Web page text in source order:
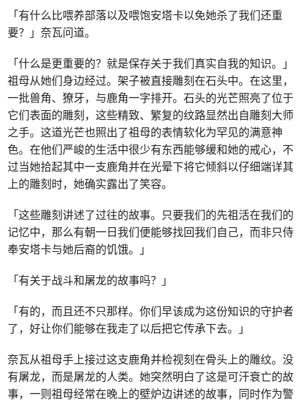
「有什么比喂养部落以及喂饱安塔卡以免她杀了我们还重
要？」奈瓦问道。
「什么是更重要的？就是保存关于我们真实自我的知识。」
祖母从她们身边经过。架子被直接雕刻在石头中。在这里，
一批兽角、獠牙，与鹿角一字排开。石头的光芒照亮了位于
它们表面的雕刻，这些精致、繁复的纹路显然出自雕刻大师
之手。这道光芒也照出了祖母的表情软化为罕见的满意神
色。在他们严峻的生活中很少有东西能够缓和她的戒心，不
过当她拾起其中一支鹿角并在光晕下将它倾斜以仔细端详其
上的雕刻时，她确实露出了笑容。
「这些雕刻讲述了过往的故事。只要我们的先祖活在我们的
记忆中，那么有朝一日我们便能够找回我们自己，而非只侍
奉安塔卡与她后裔的饥饿。」
「有关于战斗和屠龙的故事吗？」
「有的，而且还不只那样。你们早该成为这份知识的守护者
了，好让你们能够在我走了以后把它传承下去。」
奈瓦从祖母手上接过这支鹿角并检视刻在骨头上的雕纹。没
有屠龙，而是屠龙的人类。她突然明白了这是可汗衰亡的故
事，一则祖母经常在晚上的壁炉边讲述的故事，同时作为警